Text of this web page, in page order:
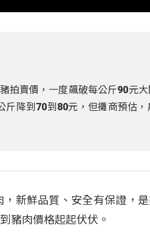
拍賣價，一度飆破每公斤90元
降到70到80元，但攤商預估
新鮮品質、安全有保證，
豬肉價格起起伏伏。